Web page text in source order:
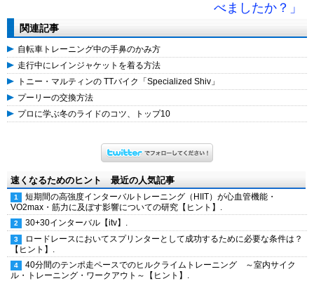
べましたか？」
関連記事
自転車トレーニング中の手鼻のかみ方
走行中にレインジャケットを着る方法
トニー・マルティンの TTバイク「Specialized Shiv」
プーリーの交換方法
プロに学ぶ冬のライドのコツ、トップ10
速くなるためのヒント 最近の人気記事
短期間の高強度インターバルトレーニング（HIIT）が心血管機能・
VO2max・筋力に及ぼす影響についての研究【ヒント】.
30+30インターバル【itv】.
ロードレースにおいてスプリンターとして成功するために必要な条件は？
【ヒント】.
40分間のテンポ走ペースでのヒルクライムトレーニング ～室内サイク
ル・トレーニング・ワークアウト～【ヒント】.